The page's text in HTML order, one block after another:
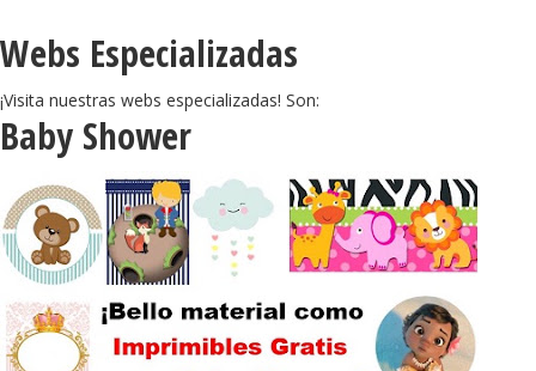
Webs Especializadas
¡Visita nuestras webs especializadas! Son:
Baby Shower